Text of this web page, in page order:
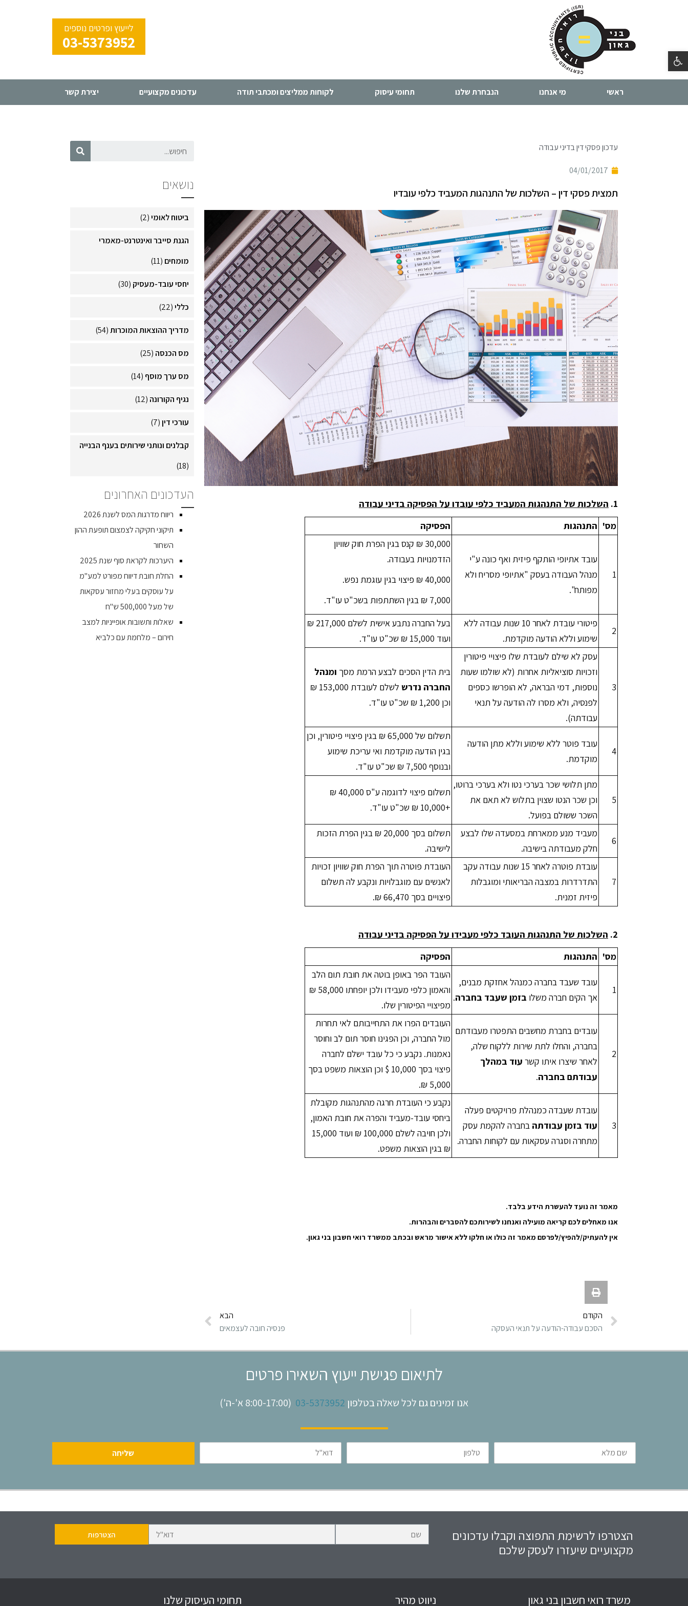
פתח סרגל נגישות
לייעוץ ופרטים נוספים
03-5373952
ראשי מי אנחנו הנבחרת שלנו תחומי עיסוק לקוחות ממליצים ומכתבי תודה עדכונים מקצועיים יצירת קשר
עדכון פסקי דין בדיני עבודה
04/01/2017
תמצית פסקי דין – השלכות של התנהגות המעביד כלפי עובדיו
1. השלכות של התנהגות המעביד כלפי עובדו על הפסיקה בדיני עבודה
מס' התנהגות הפסיקה
1
עובד אתיופי הותקף פיזית ואף כונה ע"י
מנהל העבודה בעסק "אתיופי מסריח ולא
מפותח".
30,000 ₪ קנס בגין הפרת חוק שוויון
הזדמנויות בעבודה.
40,000 ₪ פיצוי בגין עוגמת נפש.
7,000 ₪ בגין השתתפות בשכ"ט עו"ד.
2
פיטורי עובדת לאחר 10 שנות עבודה ללא
שימוע וללא הודעה מוקדמת.
בעל החברה נתבע אישית לשלם 217,000 ₪
ועוד 15,000 ₪ שכ"ט עו"ד.
3
עסק לא שילם לעובדת שלו פיצויי פיטורין
וזכויות סוציאליות אחרות (לא שולמו שעות
נוספות, דמי הבראה, לא הופרשו כספים
לפנסיה, ולא מסרו לה הודעה על תנאי
עבודתה).
בית הדין הסכים לבצע הרמת מסך ומנהל
החברה נדרש
לשלם לעובדת 153,000 ₪
וכן 1,200 ₪ שכ"ט עו"ד.
4
עובד פוטר ללא שימוע וללא מתן הודעה
מוקדמת.
תשלום של 65,000 ₪ בגין פיצויי פיטורין, וכן
בגין הודעה מוקדמת ואי עריכת שימוע
ובנוסף 7,500 ₪ שכ"ט עו"ד.
5
מתן תלושי שכר בערכי נטו ולא בערכי ברוטו,
וכן שכר הנטו שצוין בתלוש לא תאם את
השכר ששולם בפועל.
תשלום פיצוי לדוגמה ע"ס 40,000 ₪
+10,000 ₪ שכ"ט עו"ד.
6
מעביד מנע ממארחת במסעדה שלו לבצע
חלק מעבודתה בישיבה.
תשלום בסך 20,000 ₪ בגין הפרת הזכות
לישיבה.
7
עובדת פוטרה לאחר 15 שנות עבודה עקב
התדרדרות במצבה הבריאותי ומוגבלות
פיזית זמנית.
העובדת פוטרה תוך הפרת חוק שוויון זכויות
לאנשים עם מוגבלויות ונקבע לה תשלום
פיצויים בסך 66,470 ₪.
2. השלכות של התנהגות העובד כלפי מעבידו על הפסיקה בדיני עבודה
מס' התנהגות הפסיקה
1
עובד שעבד בחברה כמנהל אחזקת מבנים,
אך הקים חברה משלו בזמן שעבד בחברה.
העובד הפר באופן בוטה את חובת תום הלב
והאמון כלפי מעבידו ולכן יופחתו 58,000 ₪
מפיצויי הפיטורין שלו.
2
עובדים בחברת מחשבים התפטרו מעבודתם
בחברה, והחלו לתת שירות ללקוח שלה,
לאחר שיצרו איתו קשר עוד במהלך
עבודתם בחברה.
העובדים הפרו את התחייבותם לאי תחרות
מול החברה, וכן הפגינו חוסר תום לב וחוסר
נאמנות. נקבע כי כל עובד ישלם לחברה
פיצוי בסך 10,000 $ וכן הוצאות משפט בסך
5,000 ₪.
3
עובדת שעבדה כמנהלת פרויקטים פעלה
עוד בזמן עבודתה בחברה להקמת עסק
מתחרה וסגרה עסקאות עם לקוחות החברה.
נקבע כי העובדת חרגה מהתנהגות מקובלת
ביחסי עובד-מעביד והפרה את חובת האמון,
ולכן חויבה לשלם 100,000 ₪ ועוד 15,000
₪ בגין הוצאות משפט.
מאמר זה נועד להעשרת הידע בלבד.
אנו מאחלים לכם קריאה מועילה ואנחנו לשירותכם להסברים והבהרות.
אין להעתיק/להפיץ/לפרסם מאמר זה כולו או חלקו ללא אישור מראש ובכתב ממשרד רואי חשבון בני גאון.
הקודם
הסכם עבודה-הודעה על תנאי העסקה
הבא
פנסיה חובה לעצמאים
נושאים
ביטוח לאומי(2)
הגנת סייבר ואינטרנט-מאמרי
מומחים (11)
יחסי עובד-מעסיק (30)
כללי(22)
מדריך ההוצאות המוכרות(54)
מס הכנסה (25)
מס ערך מוסף (14)
נגיף הקורונה (12)
עורכי דין(7)
קבלנים ונותני שירותים בענף הבנייה
(18)
העדכונים האחרונים
ריווח מדרגות המס לשנת 2026
תיקוני חקיקה לצמצום תופעת ההון
השחור
היערכות לקראת סוף שנת 2025
החלת חובת דיווח מפורט למע"מ
על עוסקים בעלי מחזור עסקאות
של מעל 500,000 ש"ח
שאלות ותשובות אופייניות למצב
חירום – מלחמת עם כלביא
לתיאום פגישת ייעוץ השאירו פרטים
אנו זמינים גם לכל שאלה בטלפון 03-5373952 (8:00-17:00 א'-ה')
שם
מלא
טלפון דוא"ל
שליחה
הצטרפו לרשימת התפוצה וקבלו עדכונים
מקצועיים שיעזרו לעסק שלכם
משרד רואי חשבון בני גאון ניווט מהיר תחומי העיסוק שלנו